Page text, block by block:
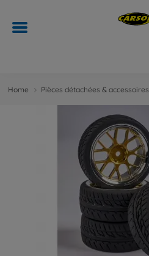
Home Pièces détachées & accessoires